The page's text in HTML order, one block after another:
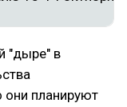
"дыре" в
они планируют